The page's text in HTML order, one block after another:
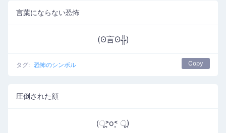
言葉にならない恐怖
(ʘ言ʘ╬)
タグ: 恐怖のシンボル Copy
圧倒された顔
(ू˃̣̣̣̣̣̣o˂̣̣̣̣̣̣ ू)